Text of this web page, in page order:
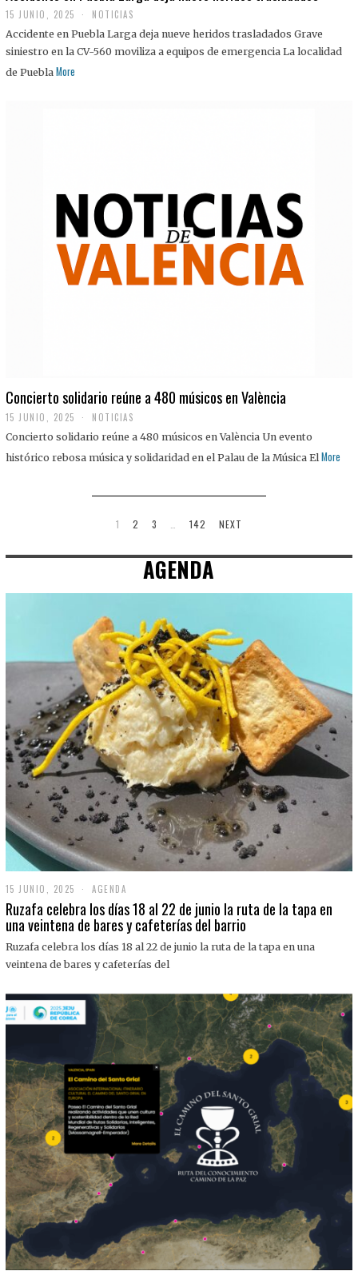
15 JUNIO, 2025 NOTICIAS
Accidente en Puebla Larga deja nueve heridos trasladados Grave
siniestro en la CV-560 moviliza a equipos de emergencia La localidad
de Puebla More
Concierto solidario reúne a 480 músicos en València
15 JUNIO, 2025 NOTICIAS
Concierto solidario reúne a 480 músicos en València Un evento
histórico rebosa música y solidaridad en el Palau de la Música El More
1 2 3 142 NEXT
AGENDA
15 JUNIO, 2025
J
U
I
O
0
2
5
AGENDA
Ruzafa celebra los días 18 al 22 de junio la ruta de la tapa en
una veintena de bares y cafeterías del barrio
Ruzafa celebra los días 18 al 22 de junio la ruta de la tapa en una
veintena de bares y cafeterías del